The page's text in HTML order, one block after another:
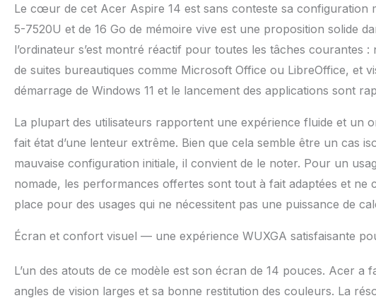
Le cœur de cet Acer Aspire 14 est sans conteste sa configuration
5-7520U et de 16 Go de mémoire vive est une proposition solide
l’ordinateur s’est montré réactif pour toutes les tâches courantes
de suites bureautiques comme Microsoft Office ou LibreOffice, et
démarrage de Windows 11 et le lancement des applications sont
La plupart des utilisateurs rapportent une expérience fluide et un
fait état d’une lenteur extrême. Bien que cela semble être un cas
mauvaise configuration initiale, il convient de le noter. Pour un
nomade, les performances offertes sont tout à fait adaptées et
place pour des usages qui ne nécessitent pas une puissance de
Écran et confort visuel — une expérience WUXGA satisfaisante
L’un des atouts de ce modèle est son écran de 14 pouces. Acer a
angles de vision larges et sa bonne restitution des couleurs. La